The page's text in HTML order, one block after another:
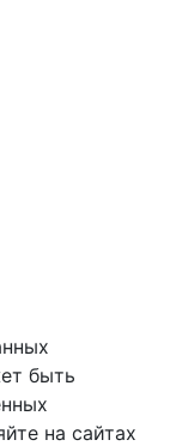
быть
на сайтах